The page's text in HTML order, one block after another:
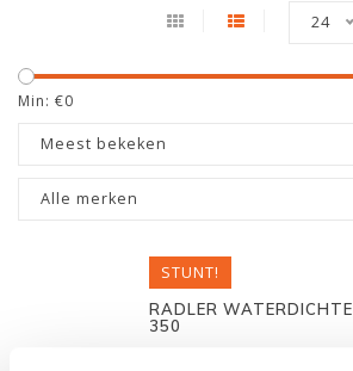
24
Min: €0
Meest bekeken
Alle merken
STUNT!
RADLER
350